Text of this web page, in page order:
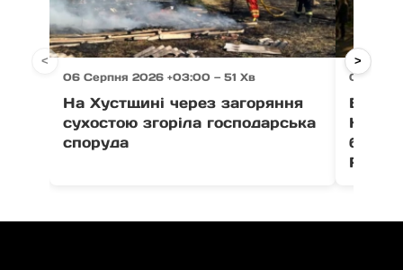
06 Серпня 2026 +03:00 — 51 Хв
На Хустщині через загоряння
сухостою згоріла господарська
споруда
06
В
Fest
< >